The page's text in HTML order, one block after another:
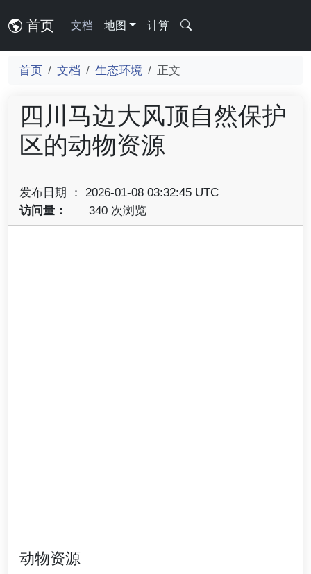
首页 文档 地图 计算
首页 文档 生态环境 正文
四川马边大风顶自然保护
区的动物资源
发布日期 ： 2026-01-08 03:32:45 UTC
访问量：
340 次浏览
动物资源